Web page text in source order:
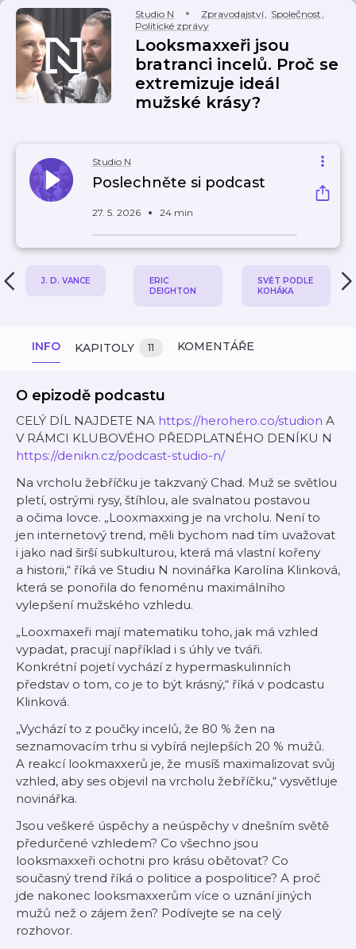
Studio N Zpravodajství, Společnost,
Politické zprávy
Looksmaxxeři jsou
bratranci incelů. Proč se
extremizuje ideál
mužské krásy?
Studio N
Poslechněte si podcast
27. 5. 2026 24 min
J. D. VANCE
ERIC
DEIGHTON
SVĚT PODLE
KOHÁKA
INFO KAPITOLY 11 KOMENTÁŘE
O epizodě podcastu
CELÝ DÍL NAJDETE NA https://herohero.co/studion A
V RÁMCI KLUBOVÉHO PŘEDPLATNÉHO DENÍKU N
https://denikn.cz/podcast-studio-n/
Na vrcholu žebříčku je takzvaný Chad. Muž se světlou
pletí, ostrými rysy, štíhlou, ale svalnatou postavou
a očima lovce. „Looxmaxxing je na vrcholu. Není to
jen internetový trend, měli bychom nad tím uvažovat
i jako nad širší subkulturou, která má vlastní kořeny
a historii,“ říká ve Studiu N novinářka Karolína Klinková,
která se ponořila do fenoménu maximálního
vylepšení mužského vzhledu.
„Looxmaxeři mají matematiku toho, jak má vzhled
vypadat, pracují například i s úhly ve tváři.
Konkrétní pojetí vychází z hypermaskulinních
představ o tom, co je to být krásný,“ říká v podcastu
Klinková.
„Vychází to z poučky incelů, že 80 % žen na
seznamovacím trhu si vybírá nejlepších 20 % mužů.
A reakcí lookmaxxerů je, že musíš maximalizovat svůj
vzhled, aby ses objevil na vrcholu žebříčku,“ vysvětluje
novinářka.
Jsou veškeré úspěchy a neúspěchy v dnešním světě
předurčené vzhledem? Co všechno jsou
looksmaxxeři ochotni pro krásu obětovat? Co
současný trend říká o politice a pospolitice? A proč
jde nakonec looksmaxxerům více o uznání jiných
mužů než o zájem žen? Podívejte se na celý
rozhovor.